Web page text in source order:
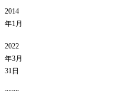
2014
年1月
2022
年3月
31日